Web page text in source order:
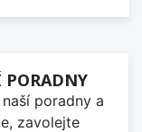
PORADNY
poradny a
zavolejte